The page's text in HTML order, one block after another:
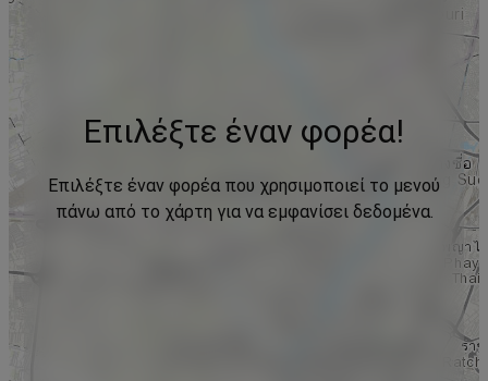
Επιλέξτε έναν φορέα!
Επιλέξτε έναν φορέα που χρησιμοποιεί το μενού
πάνω από το χάρτη για να εμφανίσει δεδομένα.